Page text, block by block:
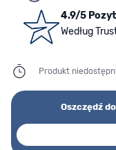
4.9/5
Według
Produkt
Oszczędź do